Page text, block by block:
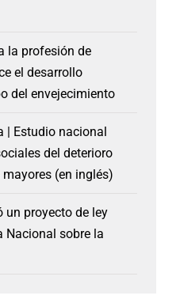
la profesión de
el desarrollo
del envejecimiento
| Estudio nacional
del deterioro
(en inglés)
un proyecto de ley
Nacional sobre la